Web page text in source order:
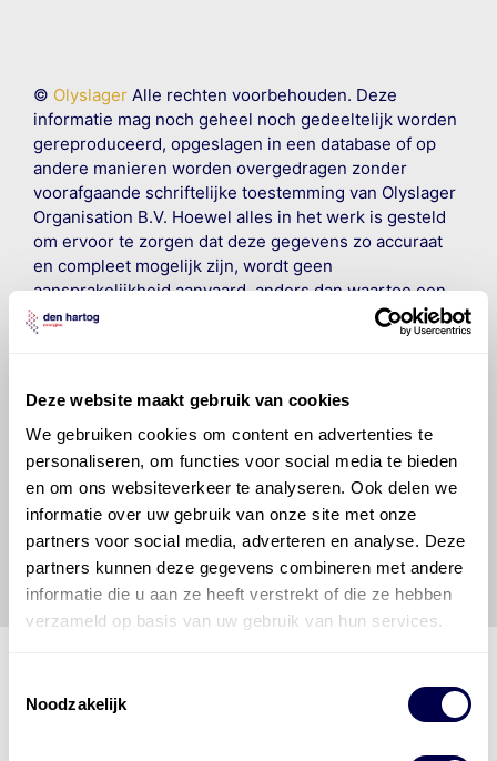
Deze website maakt gebruik van cookies
We gebruiken cookies om content en advertenties te
personaliseren, om functies voor social media te bieden
en om ons websiteverkeer te analyseren. Ook delen we
informatie over uw gebruik van onze site met onze
partners voor social media, adverteren en analyse. Deze
partners kunnen deze gegevens combineren met andere
informatie die u aan ze heeft verstrekt of die ze hebben
verzameld op basis van uw gebruik van hun services.
Noodzakelijk
© OlyslagerAlle rechten voorbehouden. Deze
informatie mag noch geheel noch gedeeltelijk worden
gereproduceerd, opgeslagen in een database of op
andere manieren worden overgedragen zonder
voorafgaande schriftelijke toestemming van Olyslager
Organisation B.V. Hoewel alles in het werk is gesteld
om ervoor te zorgen dat deze gegevens zo accuraat
en compleet mogelijk zijn, wordt geen
aansprakelijkheid aanvaard, anders dan waartoe een
wettelijke verplichting bestaat, voor schade of verlies
veroorzaakt door fouten of omissies in de verstrekte
hij/zij de ervaring, de kennis en het vermogen heeft
om de vereiste onderhoudswerkzaamheden op een
veilige en verantwoorde manier uit te voeren. Hij/zij
vrijwaart en indemniseert de uitgever enDen Hartog
Energies voor enig verlies, letsel, claim en schade
veroorzaakt door een onjuiste interpretatie of een
onjuist gebruik van de gepubliceerde gegevens.